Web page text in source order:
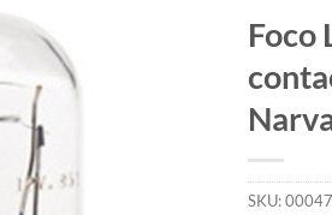
Foco
SKU: